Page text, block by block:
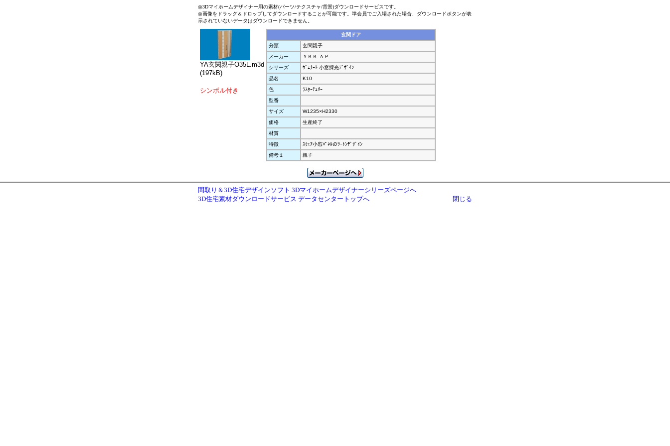
◎3Dマイホームデザイナー用の素材(パーツ/テクスチャ/背景)ダウンロードサービスです。
◎画像をドラッグ＆ドロップしてダウンロードすることが可能です。準会員でご入場された場合、ダウンロードボタンが表
示されていないデータはダウンロードできません。
YA玄関親子O35L.m3d
(197kB)
シンボル付き
玄関ドア
分類
玄関親子
メーカー
ＹＫＫ ＡＰ
シリーズ
ｳﾞｪﾅｰﾄ 小窓採光ﾃﾞｻﾞｲﾝ
品名
K10
色
ﾗｽﾀｰﾁｪﾘｰ
型番
サイズ
W1235×H2330
価格
生産終了
材質
特徴
ｽｸｴｱ小窓ﾊﾟﾈﾙのﾂｰﾄﾝﾃﾞｻﾞｲﾝ
備考１
親子
間取り＆3D住宅デザインソフト 3Dマイホームデザイナーシリーズページへ
3D住宅素材ダウンロードサービス データセンタートップへ
閉じる